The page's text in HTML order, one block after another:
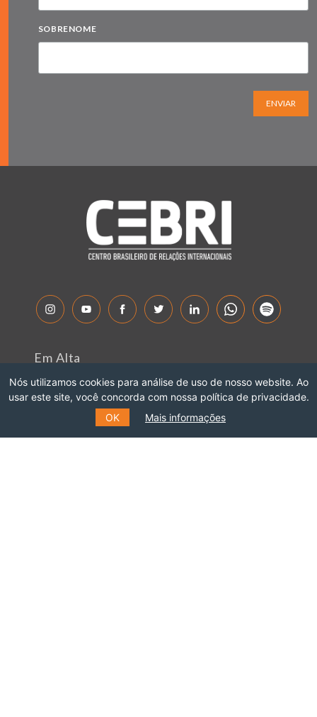
SOBRENOME
ENVIAR
Em Alta
Sobre o CEBRI
Especialistas
Fale Conosco
Nós utilizamos cookies para análise de uso de nosso website. Ao
usar este site, você concorda com nossa política de privacidade.
OK
Mais informações